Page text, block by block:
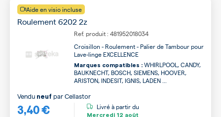
Aide en visio incluse
Roulement 6202 2z
Ref. produit : 481952018034
Croisillon - Roulement - Palier de Tambour pour
Lave-linge EXCELLENCE
Marques compatibles : WHIRLPOOL, CANDY,
BAUKNECHT, BOSCH, SIEMENS, HOOVER,
ARISTON, INDESIT, IGNIS, LADEN ...
3,40 €
Vendu neuf parCellastor
Livré à partir du
Mercredi 12 août